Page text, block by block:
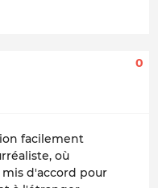
0
facilement
où
d'accord pour